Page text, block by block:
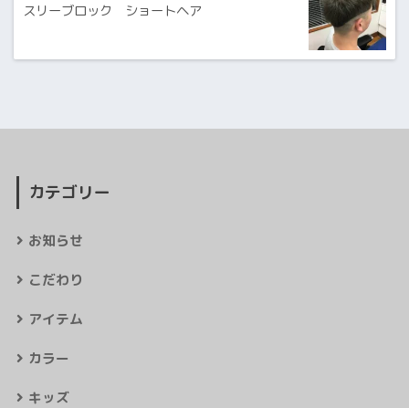
スリーブロック ショートヘア
カテゴリー
お知らせ
こだわり
アイテム
カラー
キッズ